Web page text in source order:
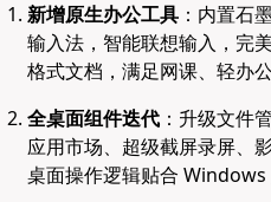
新增原生办公工具 ：内置石
输入法，智能联想输入，完
格式文档，满足网课、轻办
全桌面组件迭代 ：升级文件
应用市场、超级截屏录屏、
桌面操作逻辑贴合